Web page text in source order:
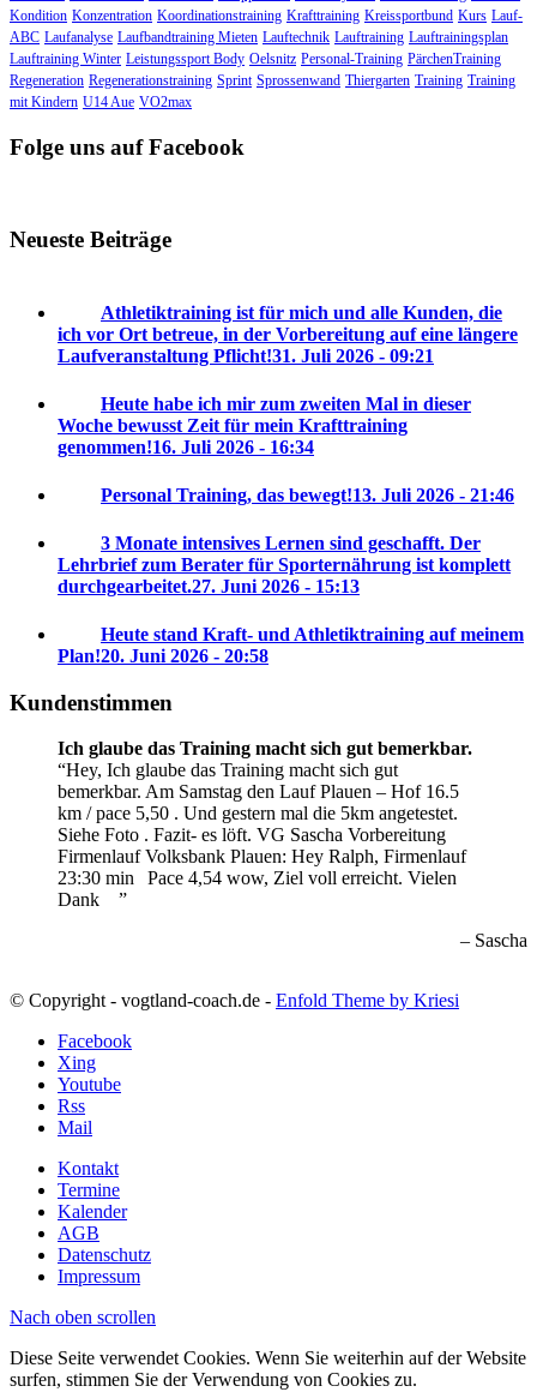
Kondition Konzentration Koordinationstraining Krafttraining Kreissportbund Kurs Lauf-
ABC Laufanalyse Laufbandtraining Mieten Lauftechnik Lauftraining Lauftrainingsplan
Lauftraining Winter Leistungssport Body Oelsnitz Personal-Training PärchenTraining
Regeneration Regenerationstraining Sprint Sprossenwand Thiergarten Training Training
mit Kindern U14 Aue VO2max
Folge uns auf Facebook
Neueste Beiträge
Athletiktraining ist für mich und alle Kunden, die
ich vor Ort betreue, in der Vorbereitung auf eine längere
Laufveranstaltung Pflicht!31. Juli 2026 - 09:21
Heute habe ich mir zum zweiten Mal in dieser
Woche bewusst Zeit für mein Krafttraining
genommen!16. Juli 2026 - 16:34
Personal Training, das bewegt!13. Juli 2026 - 21:46
3 Monate intensives Lernen sind geschafft. Der
Lehrbrief zum Berater für Sporternährung ist komplett
durchgearbeitet.27. Juni 2026 - 15:13
Heute stand Kraft- und Athletiktraining auf meinem
Plan!20. Juni 2026 - 20:58
Kundenstimmen
Ich glaube das Training macht sich gut bemerkbar.
Hey, Ich glaube das Training macht sich gut
bemerkbar. Am Samstag den Lauf Plauen – Hof 16.5
km / pace 5,50 . Und gestern mal die 5km angetestet.
Siehe Foto . Fazit- es löft. VG Sascha Vorbereitung
Firmenlauf Volksbank Plauen: Hey Ralph, Firmenlauf
23:30 min
Pace 4,54 wow, Ziel voll erreicht. Vielen
Dank
Sascha
© Copyright - vogtland-coach.de - Enfold Theme by Kriesi
Facebook
Xing
Youtube
Rss
Mail
Kontakt
Termine
Kalender
AGB
Datenschutz
Impressum
Nach oben scrollen
Diese Seite verwendet Cookies. Wenn Sie weiterhin auf der Website
surfen, stimmen Sie der Verwendung von Cookies zu.